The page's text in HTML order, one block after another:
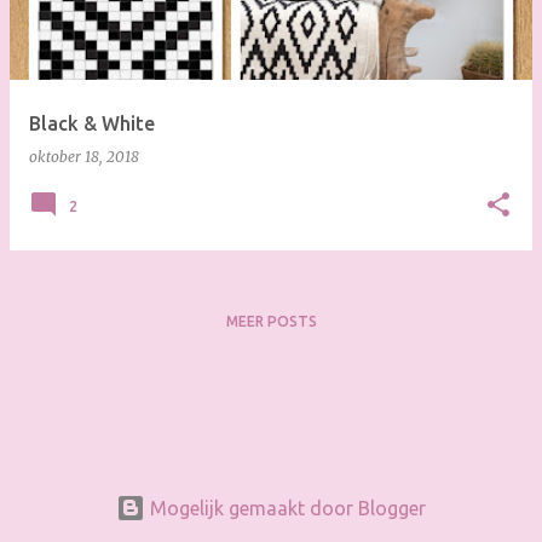
Black & White
oktober 18, 2018
2
MEER POSTS
Mogelijk gemaakt door Blogger